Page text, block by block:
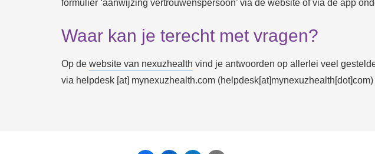
formulier ‘aanwijzing vertrouwenspersoon’ via de website of via de app
Waar kan je terecht met vragen?
Op de website van nexuzhealth vind je antwoorden op allerlei veel
via helpdesk [at] mynexuzhealth.com (helpdesk[at]mynexuzhealth[dot]com)